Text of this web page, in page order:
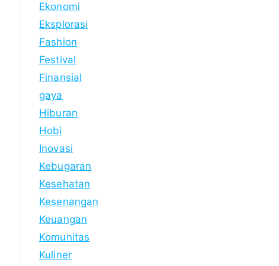
Ekonomi
Eksplorasi
Fashion
Festival
Finansial
gaya
Hiburan
Hobi
Inovasi
Kebugaran
Kesehatan
Kesenangan
Keuangan
Komunitas
Kuliner